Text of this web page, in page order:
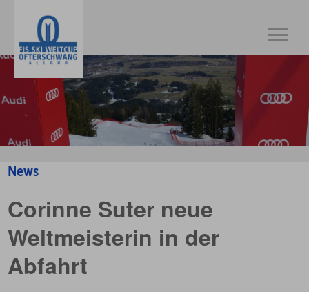
News
Corinne Suter neue
Weltmeisterin in der
Abfahrt